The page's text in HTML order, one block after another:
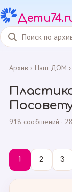
Архив › Наш ДОМ ›
918 сообщений ·
1 2 3